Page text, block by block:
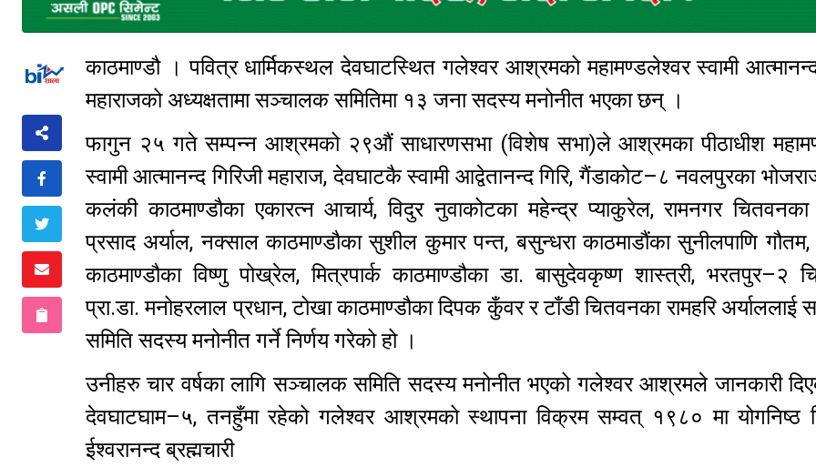
काठमाण्डौ । पवित्र धार्मिकस्थल देवघाटस्थित गलेश्वर आश्रमको महामण्डलेश्वर स्वामी आत्मानन्द
महाराजको अध्यक्षतामा सञ्चालक समितिमा १३ जना सदस्य मनोनीत भएका छन् ।
फागुन २५ गते सम्पन्न आश्रमको २९औं साधारणसभा (विशेष सभा)ले आश्रमका पीठाधीश
स्वामी आत्मानन्द गिरिजी महाराज, देवघाटकै स्वामी आद्वेतानन्द गिरि, गैंडाकोट–८ नवलपुरका
कलंकी काठमाण्डौका एकारत्न आचार्य, विदुर नुवाकोटका महेन्द्र प्याकुरेल, रामनगर चितवनका
प्रसाद अर्याल, नक्साल काठमाण्डौका सुशील कुमार पन्त, बसुन्धरा काठमाडौंका सुनीलपाणि गौतम,
काठमाण्डौका विष्णु पोख्रेल, मित्रपार्क काठमाण्डौका डा. बासुदेवकृष्ण शास्त्री, भरतपुर–२
प्रा.डा. मनोहरलाल प्रधान, टोखा काठमाण्डौका दिपक कुँवर र टाँडी चितवनका रामहरि
समिति सदस्य मनोनीत गर्ने निर्णय गरेको हो ।
उनीहरु चार वर्षका लागि सञ्चालक समिति सदस्य मनोनीत भएको गलेश्वर आश्रमले जानकारी
देवघाटघाम–५, तनहुँमा रहेको गलेश्वर आश्रमको स्थापना विक्रम सम्वत् १९८० मा योगनिष्ठ
ईश्वरानन्द ब्रह्मचारी